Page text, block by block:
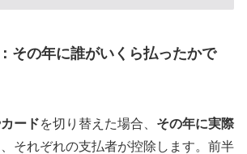
その年に誰がいくら払ったかで
ードを切り替えた場合、 その年に実際
それぞれの支払者が控除します。前半